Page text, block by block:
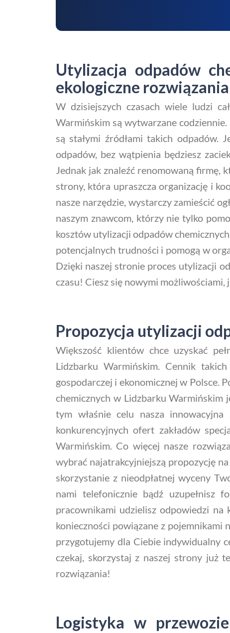
Utylizacja odpadów
ekologiczne rozwiązania
W dzisiejszych czasach wiele ludzi
Warmińskim są wytwarzane
są stałymi źródłami takich odpadów.
odpadów, bez wątpienia będziesz
Jednak jak znaleźć renomowaną firmę,
strony, która upraszcza organizację i
nasze narzędzie, wystarczy zamieścić
naszym znawcom, którzy nie tylko
kosztów utylizacji odpadów
potencjalnych trudności i pomogą w
Dzięki naszej stronie proces utylizacji
czasu! Ciesz się nowymi
Propozycja utylizacji
Większość klientów chce uzyskać
Lidzbarku Warmińskim. Cennik
gospodarczej i ekonomicznej w Polsce.
chemicznych w Lidzbarku Warmińskim
tym właśnie celu nasza
konkurencyjnych ofert zakładów
Warmińskim. Co więcej nasze
wybrać najatrakcyjniejszą propozycję
skorzystanie z nieodpłatnej wyceny
nami telefonicznie bądź uzupełnisz
pracownikami udzielisz odpowiedzi
konieczności powiązane z pojemnikami
przygotujemy dla Ciebie indywidualny
czekaj, skorzystaj z naszej strony już
rozwiązania!
Logistyka w